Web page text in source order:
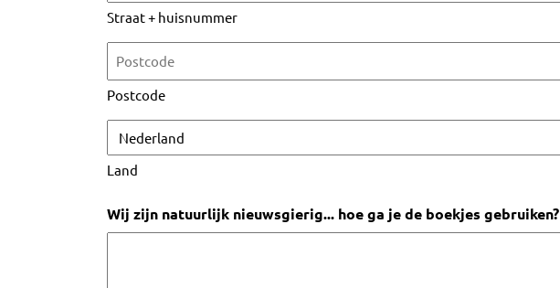
Straat + huisnummer
Postcode
Land
Wij zijn natuurlijk nieuwsgierig... hoe ga je de boekjes gebruiken?